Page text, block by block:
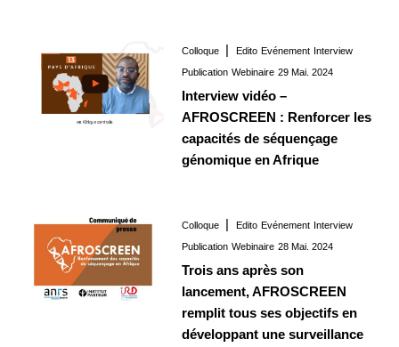
Colloque Edito Evénement Interview
Publication Webinaire 29 Mai. 2024
Interview vidéo –
AFROSCREEN : Renforcer les
capacités de séquençage
génomique en Afrique
Colloque Edito Evénement Interview
Publication Webinaire 28 Mai. 2024
Trois ans après son
lancement, AFROSCREEN
remplit tous ses objectifs en
développant une surveillance